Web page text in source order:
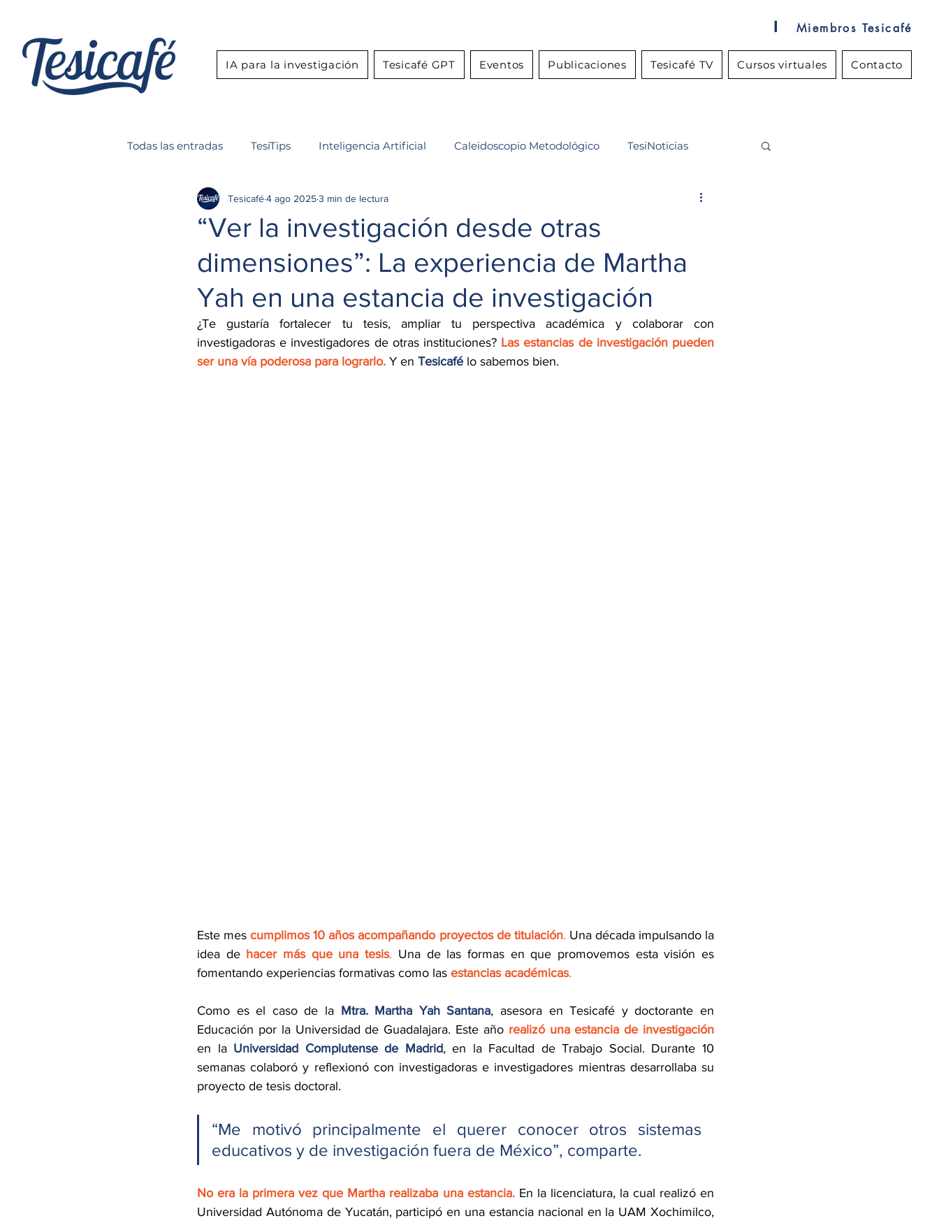
l Miembros Tesicafé
IA para la investigación Tesicafé GPT Eventos Publicaciones Tesicafé TV Cursos virtuales Contacto
Todas las entradas TesiTips Inteligencia Artificial Caleidoscopio Metodológico TesiNoticias
Seminario IA para la investigación
“Ver la investigación desde otras
dimensiones”: La experiencia de Martha
Yah en una estancia de investigación
Tesicafé4 ago 20253 min de lectura
¿Te gustaría fortalecer tu tesis, ampliar tu perspectiva académica y colaborar con
investigadoras e investigadores de otras instituciones? Las estancias de investigación pueden
ser una vía poderosa para lograrlo. Y en Tesicafé lo sabemos bien.
Este mes cumplimos 10 años acompañando proyectos de titulación. Una década impulsando la
idea de hacer más que una tesis. Una de las formas en que promovemos esta visión es
fomentando experiencias formativas como las estancias académicas.
Como es el caso de la Mtra. Martha Yah Santana, asesora en Tesicafé y doctorante en
Educación por la Universidad de Guadalajara. Este año
en la Universidad Complutense de Madrid, en la Facultad de Trabajo Social. Durante 10
semanas colaboró y reflexionó con investigadoras e investigadores mientras desarrollaba su
proyecto de tesis doctoral.
“Me motivó principalmente el querer conocer otros sistemas
educativos y de investigación fuera de México”, comparte.
No era la primera vez que Martha realizaba una estancia. En la licenciatura, la cual realizó en
Universidad Autónoma de Yucatán, participó en una estancia nacional en la UAM Xochimilco,